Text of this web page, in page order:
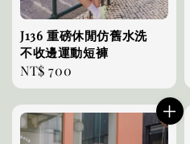
J136 重磅休閒仿舊水洗
不收邊運動短褲
Regular
price
NT$ 700